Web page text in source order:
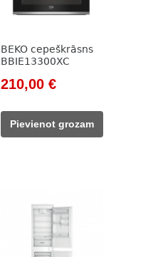
BEKO cepeškrāsns
BBIE13300XC
Original
was:
785,00 €.
210,00 €Current
210,00 €.
Pievienot grozam